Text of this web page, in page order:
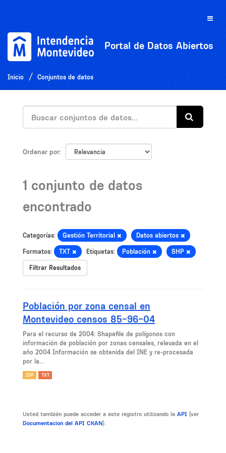
Toggle
Portal de Datos Abiertos
Inicio Conjuntos de datos
Ordenar por
1 conjunto de datos
encontrado
Categorías: Gestión Territorial Datos abiertos
Formatos: TXT Etiquetas: Población SHP
Filtrar Resultados
Población por zona censal en
Montevideo censos 85-96-04
Para el recurso de 2004: Shapefile de polígonos con
información de población por zonas censales, relevada en el
año 2004 Información se obtenida del INE y re-procesada
por la...
ZIP TXT
Usted también puede acceder a este registro utilizando la API (ver
Documentacion del API CKAN).